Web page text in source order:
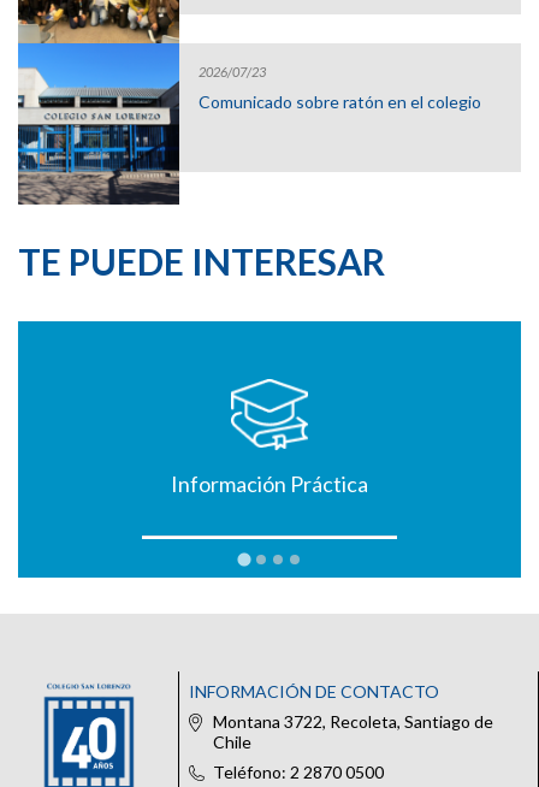
2026/07/23
Comunicado sobre ratón en el colegio
TE PUEDE INTERESAR
Información Práctica
INFORMACIÓN DE CONTACTO
Montana 3722, Recoleta, Santiago de
Chile
Teléfono: 2 2870 0500